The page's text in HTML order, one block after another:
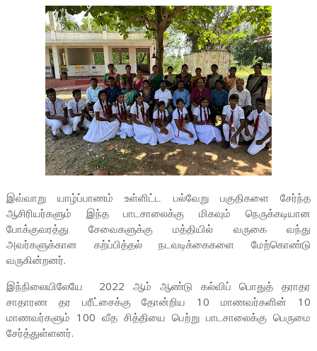
இவ்வாறு யாழ்ப்பாணம் உள்ளிட்ட பல்வேறு பகுதிகளை சேர்ந்த
ஆசிரியர்களும் இந்த பாடசாலைக்கு மிகவும் நெருக்கடியான
போக்குவரத்து சேவைகளுக்கு மத்தியில் வருகை வந்து
அவர்களுக்கான கற்ப்பித்தல் நடவடிக்கைகளை மேற்கொண்டு
வருகின்றனர்.
இந்நிலையிலேயே 2022 ஆம் ஆண்டு கல்விப் பொதுத் தராதர
சாதாரண தர பரீட்சைக்கு தோன்றிய 10 மாணவர்களின் 10
மாணவர்களும் 100 வீத சித்தியை பெற்று பாடசாலைக்கு பெருமை
சேர்த்துள்ளனர்.